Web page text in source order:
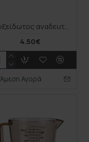
Ανοξείδωτος αναδευτήρας ζύμης και ζαχαροπλαστικής "Acer" 10cm
4.50€
Άμεση Αγορά